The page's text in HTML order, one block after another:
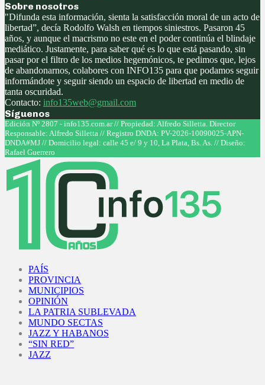
Sobre nosotros
"Difunda esta información, sienta la satisfacción moral de un acto de
libertad”, decía Rodolfo Walsh en tiempos siniestros. Pasaron 45
años, y aunque el macrismo no este en el poder continúa el blindaje
mediático. Justamente, para saber qué es lo que está pasando, sin
pasar por el filtro de los medios hegemónicos, te pedimos que, lejos
de abandonarnos, colabores con INFO135 para que podamos seguir
informándote y seguir siendo un espacio de libertad en medio de
tanta oscuridad.
Contacto: info135web@gmail.com
Síguenos
Facebook
Twitter
Instagram
Youtube
Edición Nº 2807 - info135.com.ar // Propiedad: Alfredo Silletta. Director
Responsable: Alfredo Silletta // Registro DNDA: PV-2026-10090025-APN-
DNDA#MJ // Domicilio legal: calle 45 e/ 9 y 10, La Plata, Bs. As. // Diseño:
Rafael Guerrero
PAÍS
PROVINCIA
MUNICIPIOS
OPINIÓN
LA PATRIA SUBLEVADA
MUNDO SECTAS
JAZZ Y HABANOS
“SIN RED”
JAZZ